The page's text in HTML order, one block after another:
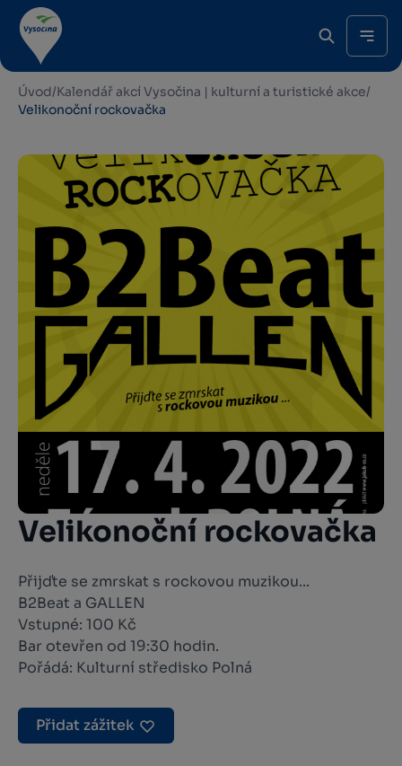
Úvod/Kalendář akcí Vysočina | kulturní a turistické akce/
Velikonoční rockovačka
Velikonoční rockovačka
Přijďte se zmrskat s rockovou muzikou...
B2Beat a GALLEN
Vstupné: 100 Kč
Bar otevřen od 19:30 hodin.
Pořádá: Kulturní středisko Polná
Přidat zážitek